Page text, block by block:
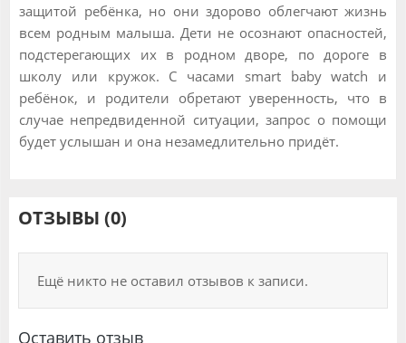
защитой ребёнка, но они здорово облегчают жизнь
всем родным малыша. Дети не осознают опасностей,
подстерегающих их в родном дворе, по дороге в
школу или кружок. С часами smart baby watch и
ребёнок, и родители обретают уверенность, что в
случае непредвиденной ситуации, запрос о помощи
будет услышан и она незамедлительно придёт.
ОТЗЫВЫ (0)
Ещё никто не оставил отзывов к записи.
Оставить отзыв